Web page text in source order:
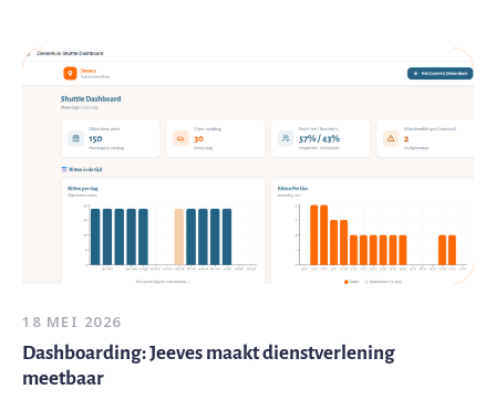
18 MEI 2026
Dashboarding: Jeeves maakt dienstverlening
meetbaar